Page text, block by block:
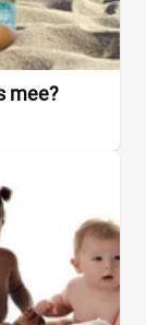
mee?